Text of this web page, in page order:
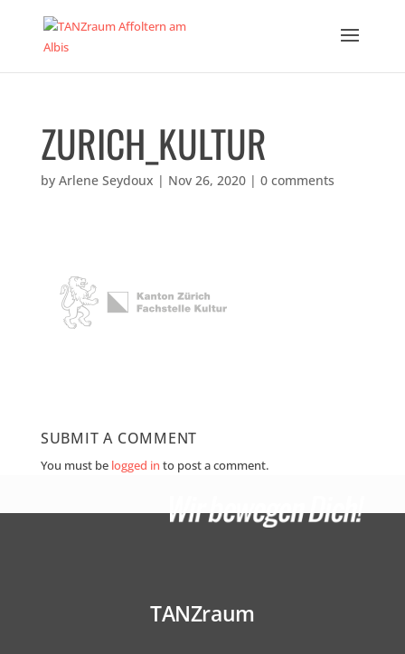
ZURICH_KULTUR
by Arlene Seydoux | Nov 26, 2020| 0 comments
SUBMIT A COMMENT
You must be logged in to post a comment.
TANZraum